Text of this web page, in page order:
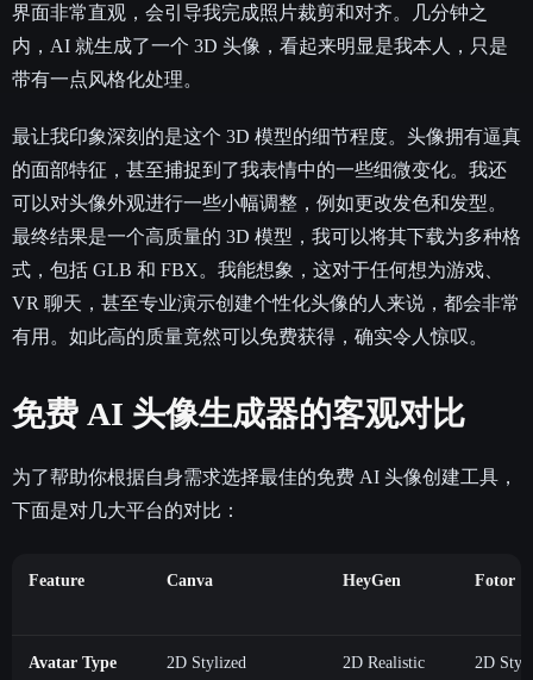
界面非常直观，会引导我完成照片裁剪和对齐。几分钟之
内，AI 就生成了一个 3D 头像，看起来明显是我本人，只是
带有一点风格化处理。
最让我印象深刻的是这个 3D 模型的细节程度。头像拥有逼真
的面部特征，甚至捕捉到了我表情中的一些细微变化。我还
可以对头像外观进行一些小幅调整，例如更改发色和发型。
最终结果是一个高质量的 3D 模型，我可以将其下载为多种格
式，包括 GLB 和 FBX。我能想象，这对于任何想为游戏、
VR 聊天，甚至专业演示创建个性化头像的人来说，都会非常
有用。如此高的质量竟然可以免费获得，确实令人惊叹。
免费 AI 头像生成器的客观对比
为了帮助你根据自身需求选择最佳的免费 AI 头像创建工具，
下面是对几大平台的对比：
Feature Canva HeyGen Fotor
Avatar Type 2D Stylized
2D Realistic
2D